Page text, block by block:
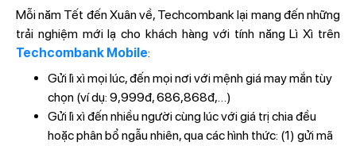
Mỗi năm Tết đến Xuân về, Techcombank lại mang đến những
trải nghiệm mới lạ cho khách hàng với tính năng Lì Xì trên
Techcombank Mobile:
Gửi lì xì mọi lúc, đến mọi nơi với mệnh giá may mắn tùy
chọn (ví dụ: 9,999đ, 686,868đ,…)
Gửi lì xì đến nhiều người cùng lúc với giá trị chia đều
hoặc phân bổ ngẫu nhiên, qua các hình thức: (1) gửi mã